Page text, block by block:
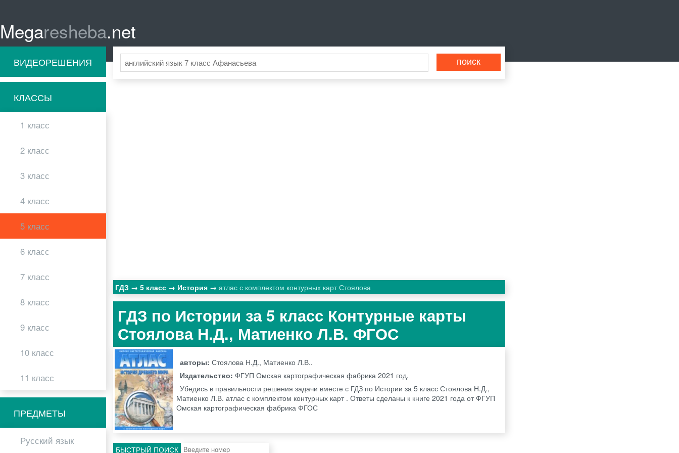
Megaresheba.net
ВИДЕОРЕШЕНИЯ
КЛАССЫ
1 класс
2 класс
3 класс
4 класс
5 класс
6 класс
7 класс
8 класс
9 класс
10 класс
11 класс
ПРЕДМЕТЫ
Русский язык
ГДЗ 5 класс История атлас с комплектом контурных карт Стоялова
ГДЗ по Истории за 5 класс Контурные карты
Стоялова Н.Д., Матиенко Л.В. ФГОС
авторы:Стоялова Н.Д., Матиенко Л.В..
Издательство:ФГУП Омская картографическая фабрика 2021 год.
Убедись в правильности решения задачи вместе с ГДЗ по Истории за 5 класс Стоялова Н.Д.,
Матиенко Л.В. атлас с комплектом контурных карт . Ответы сделаны к книге 2021 года от ФГУП
Омская картографическая фабрика ФГОС
БЫСТРЫЙ ПОИСК